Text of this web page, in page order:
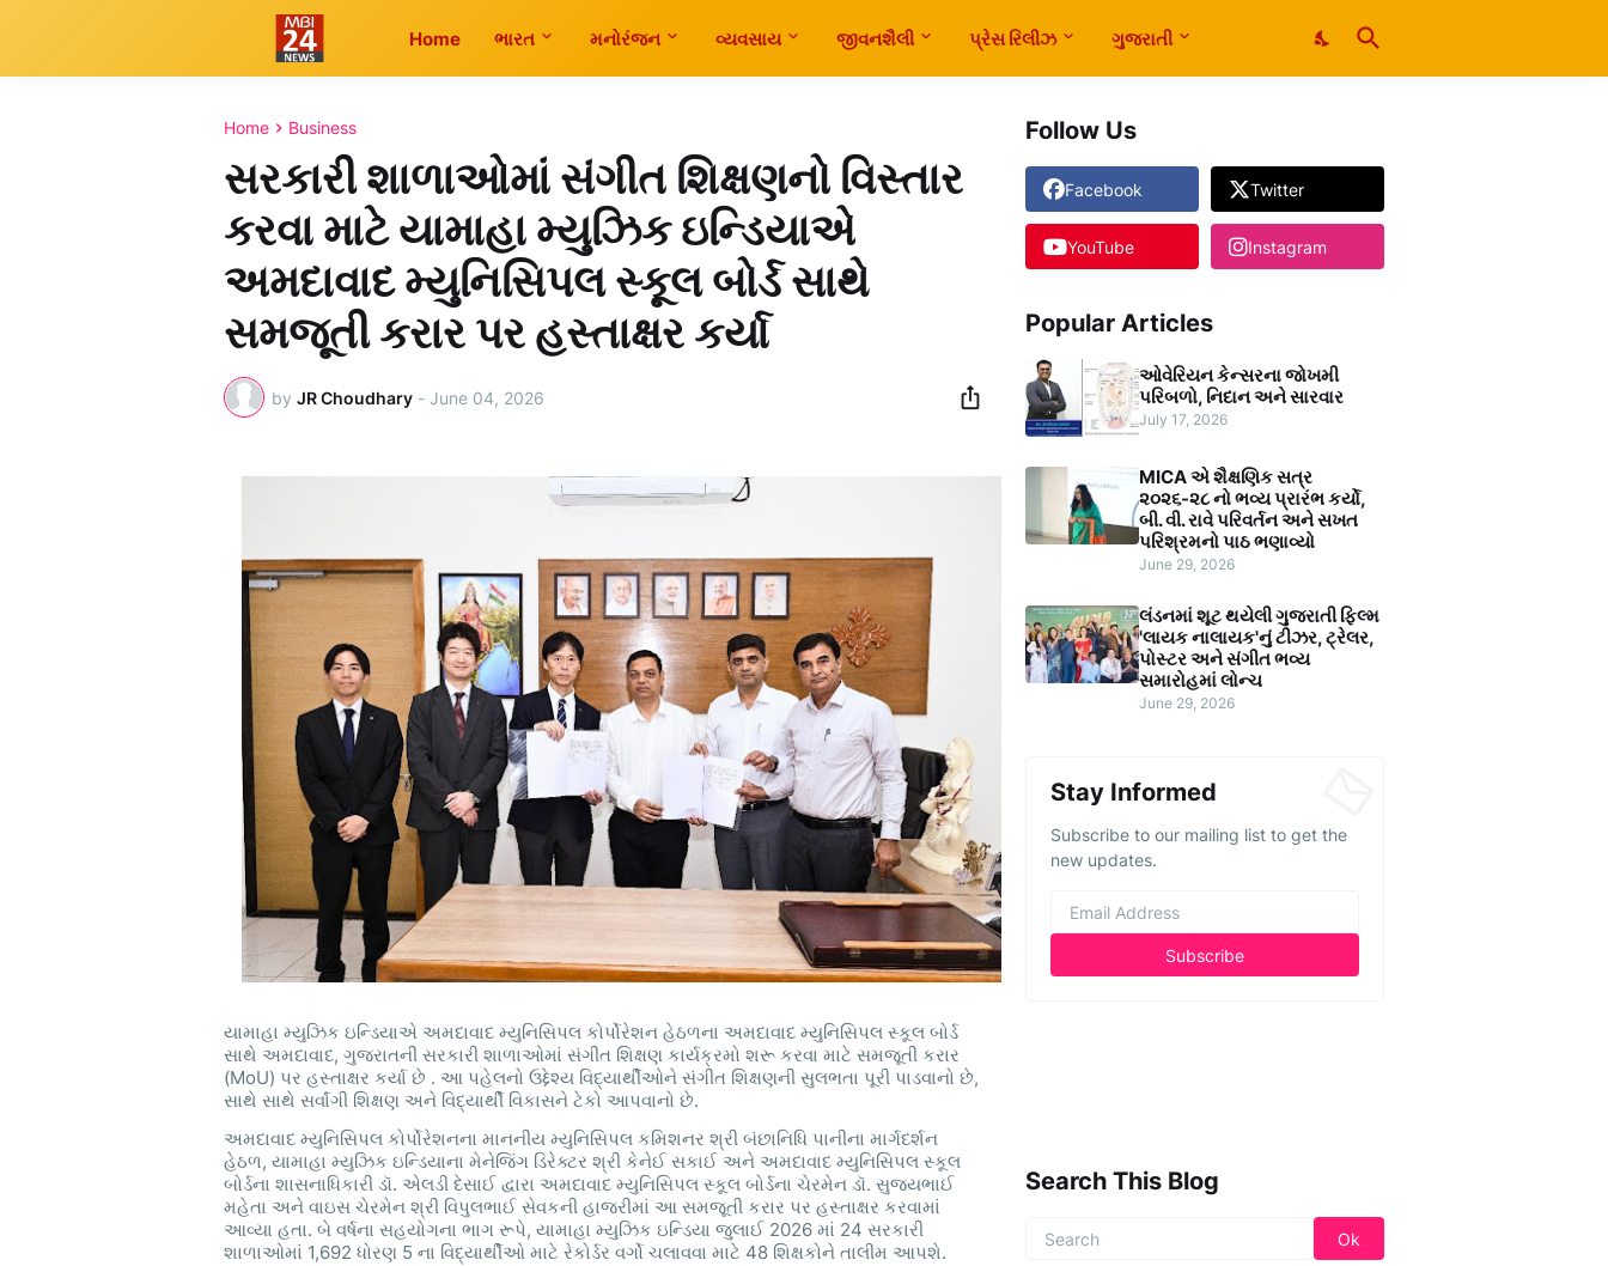
Home ભારત મનોરંજન વ્યવસાય જીવનશૈલી પ્રેસ રિલીઝ ગુજરાતી
Home Business
સરકારી શાળાઓમાં સંગીત શિક્ષણનો વિસ્તાર
કરવા માટે યામાહા મ્યુઝિક ઇન્ડિયાએ
અમદાવાદ મ્યુનિસિપલ સ્કૂલ બોર્ડ સાથે
સમજૂતી કરાર પર હસ્તાક્ષર કર્યા
by JR Choudhary - June 04, 2026
યામાહા મ્યુઝિક ઇન્ડિયાએ અમદાવાદ મ્યુનિસિપલ કોર્પોરેશન હેઠળના અમદાવાદ મ્યુનિસિપલ સ્કૂલ બોર્ડ
સાથે અમદાવાદ, ગુજરાતની સરકારી શાળાઓમાં સંગીત શિક્ષણ કાર્યક્રમો શરૂ કરવા માટે સમજૂતી કરાર
(MoU) પર હસ્તાક્ષર કર્યા છે . આ પહેલનો ઉદ્દેશ્ય વિદ્યાર્થીઓને સંગીત શિક્ષણની સુલભતા પૂરી પાડવાનો છે,
સાથે સાથે સર્વાંગી શિક્ષણ અને વિદ્યાર્થી વિકાસને ટેકો આપવાનો છે.
અમદાવાદ મ્યુનિસિપલ કોર્પોરેશનના માનનીય મ્યુનિસિપલ કમિશનર શ્રી બંછાનિધિ પાનીના માર્ગદર્શન
હેઠળ, યામાહા મ્યુઝિક ઇન્ડિયાના મેનેજિંગ ડિરેક્ટર શ્રી કેનેઈ સકાઈ અને અમદાવાદ મ્યુનિસિપલ સ્કૂલ
બોર્ડના શાસનાધિકારી ડૉ. એલડી દેસાઈ દ્વારા અમદાવાદ મ્યુનિસિપલ સ્કૂલ બોર્ડના ચેરમેન ડૉ. સુજયભાઈ
મહેતા અને વાઇસ ચેરમેન શ્રી વિપુલભાઈ સેવકની હાજરીમાં આ સમજૂતી કરાર પર હસ્તાક્ષર કરવામાં
આવ્યા હતા. બે વર્ષના સહયોગના ભાગ રૂપે, યામાહા મ્યુઝિક ઇન્ડિયા જુલાઈ 2026 માં 24 સરકારી
શાળાઓમાં 1,692 ધોરણ 5 ના વિદ્યાર્થીઓ માટે રેકોર્ડર વર્ગો ચલાવવા માટે 48 શિક્ષકોને તાલીમ આપશે.
Follow Us
Facebook Twitter
YouTube Instagram
Popular Articles
ઓવેરિયન કેન્સરના જોખમી
પરિબળો, નિદાન અને સારવાર
July 17, 2026
MICA એ શૈક્ષણિક સત્ર
૨૦૨૬-૨૮ નો ભવ્ય પ્રારંભ કર્યો,
બી. વી. રાવે પરિવર્તન અને સખત
પરિશ્રમનો પાઠ ભણાવ્યો
June 29, 2026
લંડનમાં શૂટ થયેલી ગુજરાતી ફિલ્મ
'લાયક નાલાયક'નું ટીઝર, ટ્રેલર,
પોસ્ટર અને સંગીત ભવ્ય
સમારોહમાં લોન્ચ
June 29, 2026
Stay Informed
Subscribe to our mailing list to get the
new updates.
Search This Blog